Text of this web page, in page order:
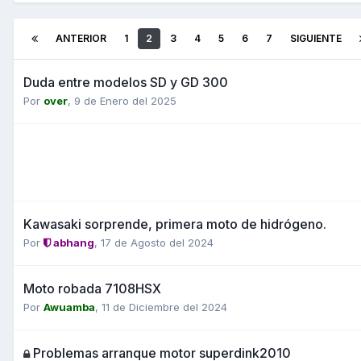
ANTERIOR 1 2 3 4 5 6 7 SIGUIENTE
Duda entre modelos SD y GD 300
Por over, 9 de Enero del 2025
Kawasaki sorprende, primera moto de hidrógeno.
Por abhang, 17 de Agosto del 2024
Moto robada 7108HSX
Por Awuamba, 11 de Diciembre del 2024
Problemas arranque motor superdink2010